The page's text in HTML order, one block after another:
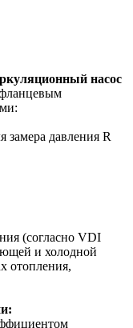
насос
замера давления R
(согласно VDI
и холодной
отопления,